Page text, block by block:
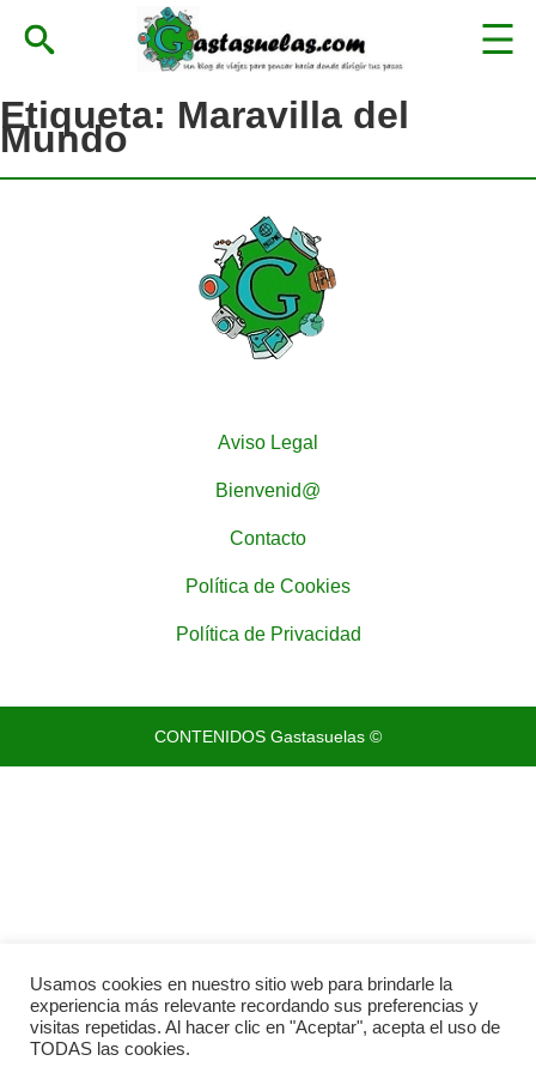
Etiqueta: Maravilla del
Mundo
Aviso Legal
Bienvenid@
Contacto
Política de Cookies
Política de Privacidad
CONTENIDOS Gastasuelas ©
Usamos cookies en nuestro sitio web para brindarle la
experiencia más relevante recordando sus preferencias y
visitas repetidas. Al hacer clic en "Aceptar", acepta el uso de
TODAS las cookies.